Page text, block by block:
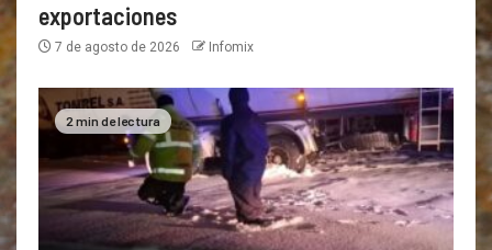
exportaciones
7 de agosto de 2026 Infomix
2 min de lectura